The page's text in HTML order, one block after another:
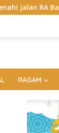
Strategis Jati
RAGAM